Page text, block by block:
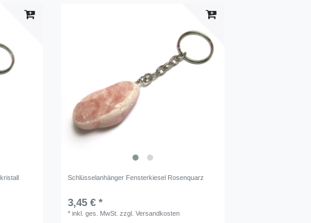
Schlüsselanhänger Fensterkiesel Rosenquarz
3,45 € *
*inkl. ges. MwSt. zzgl.Versandkosten